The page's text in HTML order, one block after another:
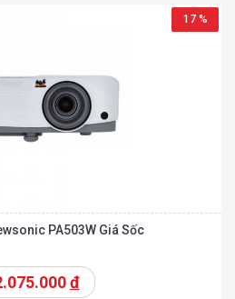
17 %
PA503W Giá Sốc
đ